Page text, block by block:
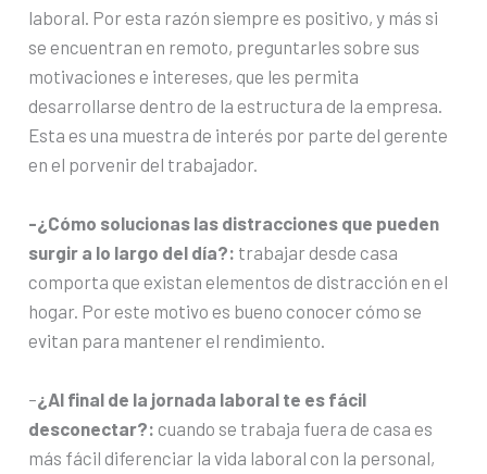
laboral. Por esta razón siempre es positivo, y más si
se encuentran en remoto, preguntarles sobre sus
motivaciones e intereses, que les permita
desarrollarse dentro de la estructura de la empresa.
Esta es una muestra de interés por parte del gerente
en el porvenir del trabajador.
-¿Cómo solucionas las distracciones que pueden
surgir a lo largo del día?: trabajar desde casa
comporta que existan elementos de distracción en el
hogar. Por este motivo es bueno conocer cómo se
evitan para mantener el rendimiento.
–¿Al final de la jornada laboral te es fácil
desconectar?: cuando se trabaja fuera de casa es
más fácil diferenciar la vida laboral con la personal,